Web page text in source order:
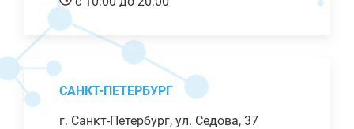
САНКТ-ПЕТЕРБУРГ
г. Санкт-Петербург, ул. Седова, 37